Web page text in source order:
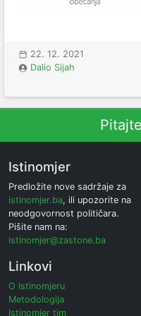
22. 12. 2021
Dalio Sijah
Istinomjer
Predložite nove sadržaje za
istinomjer.ba, ili upozorite na
neodgovornost političara.
Pišite nam na:
istinomjer@zastone.ba
Linkovi
O Istinomjeru
Metodologija
Istinomjer tim